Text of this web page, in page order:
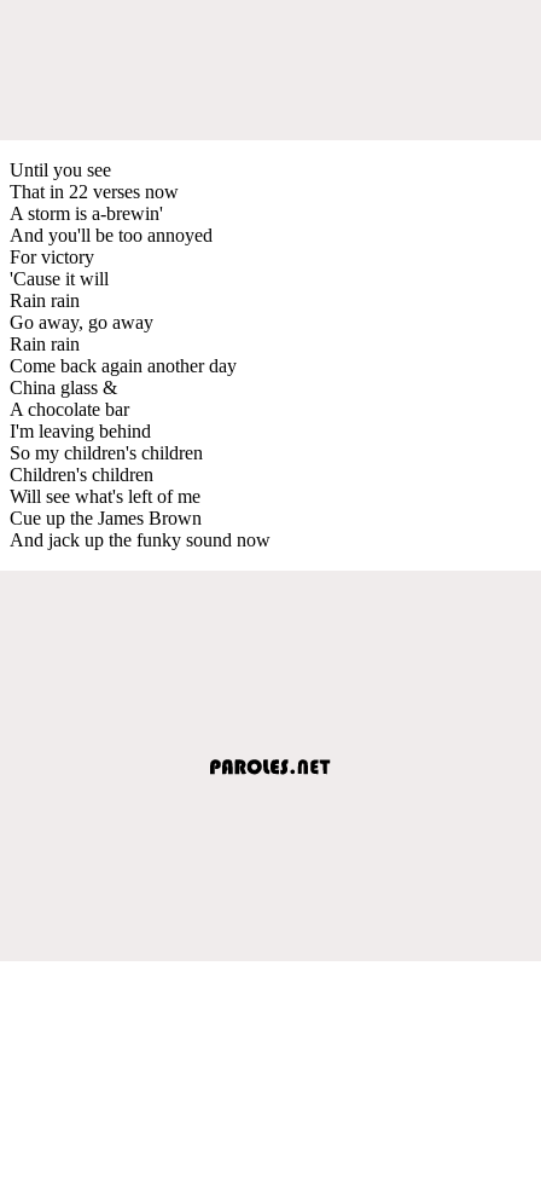
Until you see
That in 22 verses now
A storm is a-brewin'
And you'll be too annoyed
For victory
'Cause it will
Rain rain
Go away, go away
Rain rain
Come back again another day
China glass &
A chocolate bar
I'm leaving behind
So my children's children
Children's children
Will see what's left of me
Cue up the James Brown
And jack up the funky sound now